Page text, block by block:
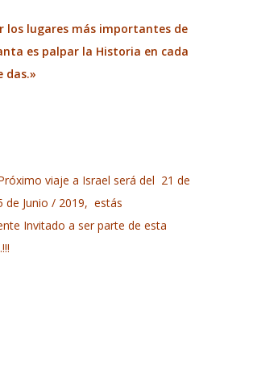
los lugares más importantes de
es palpar la Historia en cada
das.»
viaje a Israel será del 21 de
de Junio / 2019, estás
Invitado a ser parte de esta